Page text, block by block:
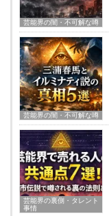
芸能界の闇・不可解な噂
芸能界の闇・不可解な噂
芸能界の裏側・タレント
事情